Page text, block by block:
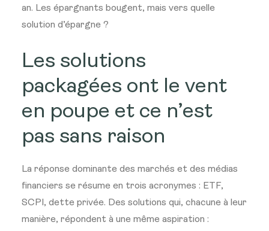
an. Les épargnants bougent, mais vers quelle
solution d’épargne ?
Les solutions
packagées ont le vent
en poupe et ce n’est
pas sans raison
La réponse dominante des marchés et des médias
financiers se résume en trois acronymes : ETF,
SCPI, dette privée. Des solutions qui, chacune à leur
manière, répondent à une même aspiration :